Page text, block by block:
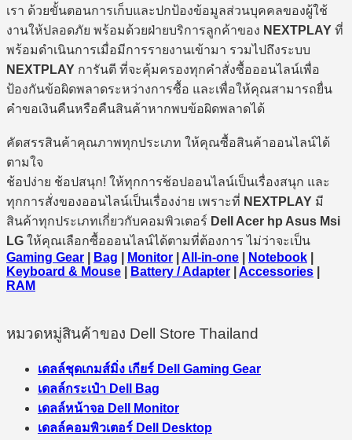
เรา ด้วยขั้นตอนการเก็บและปกป้องข้อมูลส่วนบุคคลของผู้ใช้
งานให้ปลอดภัย พร้อมด้วยฝ่ายบริการลูกค้าของ NEXTPLAY ที่
พร้อมดำเนินการเมื่อมีการรายงานเข้ามา รวมไปถึงระบบ
NEXTPLAY การันตี ที่จะคุ้มครองทุกคำสั่งซื้อออนไลน์เพื่อ
ป้องกันข้อผิดพลาดระหว่างการซื้อ และเพื่อให้คุณสามารถยื่น
คำขอเงินคืนหรือคืนสินค้าหากพบข้อผิดพลาดได้
คัดสรรสินค้าคุณภาพทุกประเภท ให้คุณซื้อสินค้าออนไลน์ได้
ตามใจ
ช้อปง่าย ช้อปสนุก! ให้ทุกการช้อปออนไลน์เป็นเรื่องสนุก และ
ทุกการสั่งของออนไลน์เป็นเรื่องง่าย เพราะที่ NEXTPLAY มี
สินค้าทุกประเภทเกี่ยวกับคอมพิวเตอร์ Dell Acer hp Asus Msi
LG ให้คุณเลือกซื้อออนไลน์ได้ตามที่ต้องการ ไม่ว่าจะเป็น
Gaming Gear
Bag Monitor All-in-one Notebook
Keyboard & Mouse
Battery / Adapter Accessories
RAM
หมวดหมู่สินค้าของ Dell Store Thailand
เดลล์ชุดเกมส์มิ่ง เกียร์ Dell Gaming Gear
เดลล์กระเป๋า Dell Bag
เดลล์หน้าจอ Dell Monitor
เดลล์คอมพิวเตอร์ Dell Desktop